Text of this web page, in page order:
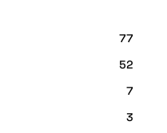
77
52
7
3